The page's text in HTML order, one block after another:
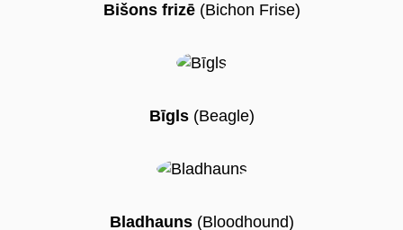
Bišons frizē(Bichon Frise)
Bīgls(Beagle)
Bladhauns(Bloodhound)